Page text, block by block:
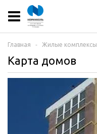
Главная ‐ Жилые комплексы
Карта домов